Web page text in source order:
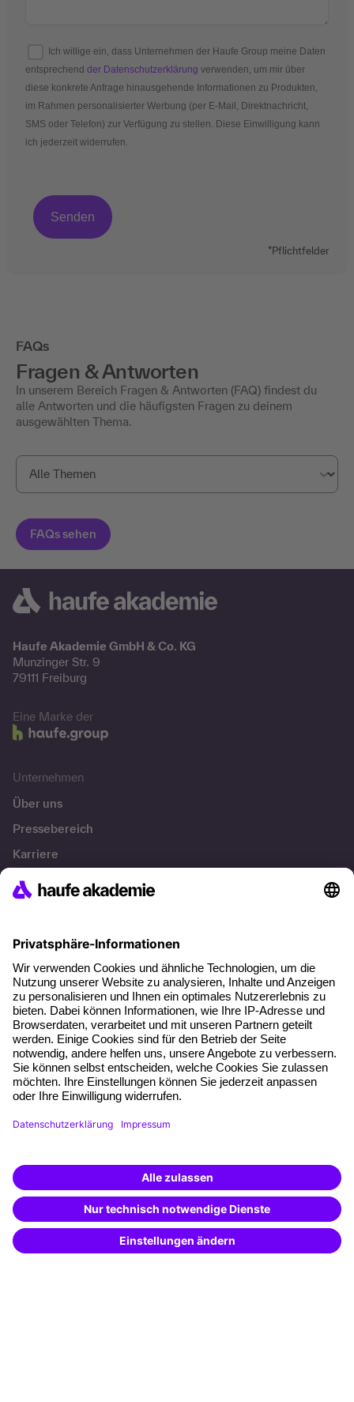
Ich willige ein, dass Unternehmen der Haufe Group meine Daten
entsprechend der Datenschutzerklärung verwenden, um mir über
diese konkrete Anfrage hinausgehende Informationen zu Produkten,
im Rahmen personalisierter Werbung (per E-Mail, Direktnachricht,
SMS oder Telefon) zur Verfügung zu stellen. Diese Einwilligung kann
ich jederzeit widerrufen.
*Pflichtfelder
FAQs
Fragen & Antworten
In unserem Bereich Fragen & Antworten (FAQ) findest du
alle Antworten und die häufigsten Fragen zu deinem
ausgewählten Thema.
Haufe Akademie GmbH & Co. KG
Munzinger Str. 9
79111 Freiburg
Eine Marke der
Unternehmen
Über uns
Pressebereich
Karriere
Referenzen
Über unser Angebot
Planungssicherheit
Freie Seminarplätze
Qualitätsstandards
Planung und Locations
Fördermöglichkeiten
Weiterbildungs-App
Besondere Angebote
Potenzialanalyse
Transfercoaching
Weiterbildung finden -
mit KI-Power!
Beschreibe was du suchst und erhalte
passende Weiterbildungen vomKI-Berater
– schnell und treffsicher.